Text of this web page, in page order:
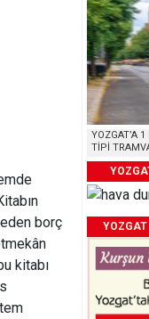
borç
kitabı
YOZGAT’A
TİPİ